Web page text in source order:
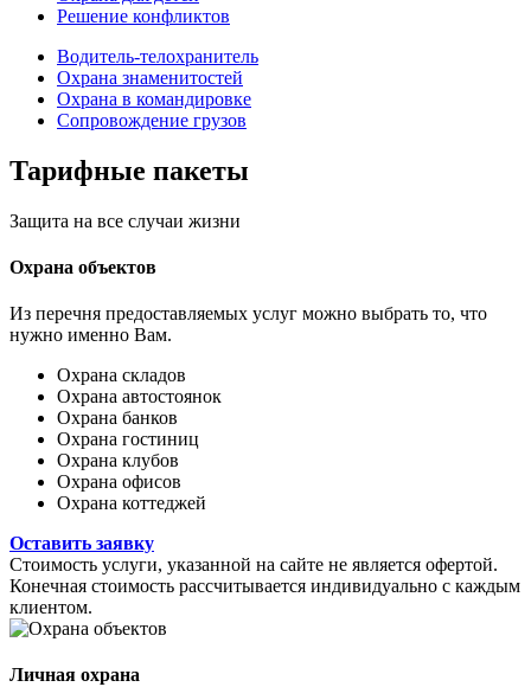
Решение конфликтов
Водитель-телохранитель
Охрана знаменитостей
Охрана в командировке
Сопровождение грузов
Тарифные пакеты
Защита на все случаи жизни
Охрана объектов
Из перечня предоставляемых услуг можно выбрать то, что
нужно именно Вам.
Охрана складов
Охрана автостоянок
Охрана банков
Охрана гостиниц
Охрана клубов
Охрана офисов
Охрана коттеджей
Оставить заявку
Стоимость услуги, указанной на сайте не является офертой.
Конечная стоимость рассчитывается индивидуально с каждым
клиентом.
Личная охрана